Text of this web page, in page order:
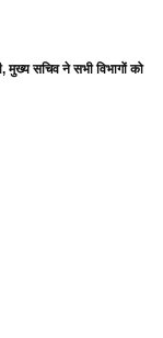
मुख्य सचिव ने सभी विभागों को